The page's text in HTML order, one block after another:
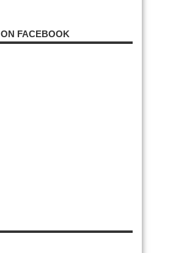
FACEBOOK